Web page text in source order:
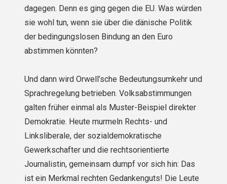
dagegen. Denn es ging gegen die EU. Was würden
sie wohl tun, wenn sie über die dänische Politik
der bedingungslosen Bindung an den Euro
abstimmen könnten?
Und dann wird Orwell’sche Bedeutungsumkehr und
Sprachregelung betrieben. Volksabstim­mungen
galten früher einmal als Muster-Beispiel direkter
Demokratie. Heute murmeln Rechts- und
Linksliberale, der sozialdemokratische
Gewerkschafter und die rechtsorientierte
Journalistin, gemeinsam dumpf vor sich hin: Das
ist ein Merkmal rechten Gedankenguts! Die Leute